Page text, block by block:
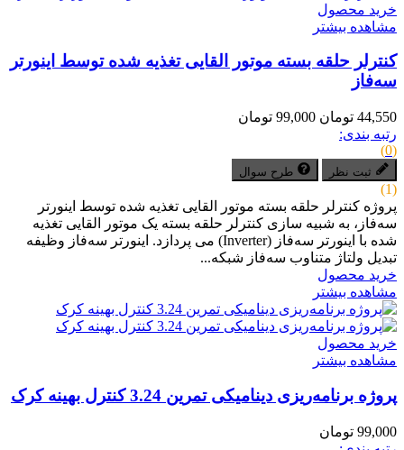
خرید محصول
مشاهده بیشتر
کنترلر حلقه بسته موتور القایی تغذیه شده توسط اینورتر
سه‌فاز
44,550 تومان
99,000 تومان
رتبه بندی:
(0)
ثبت نظر طرح سوال
(1)
پروژه کنترلر حلقه بسته موتور القایی تغذیه شده توسط اینورتر
سه‌فاز، به شبیه سازی کنترلر حلقه بسته یک موتور القایی تغذیه
شده با اینورتر سه‌فاز (Inverter) می پردازد. اینورتر سه‌فاز وظیفه
تبدیل ولتاژ متناوب سه‌فاز شبکه...
خرید محصول
مشاهده بیشتر
خرید محصول
مشاهده بیشتر
پروژه برنامه‌ریزی دینامیکی تمرین 3.24 کنترل بهینه کرک
99,000 تومان